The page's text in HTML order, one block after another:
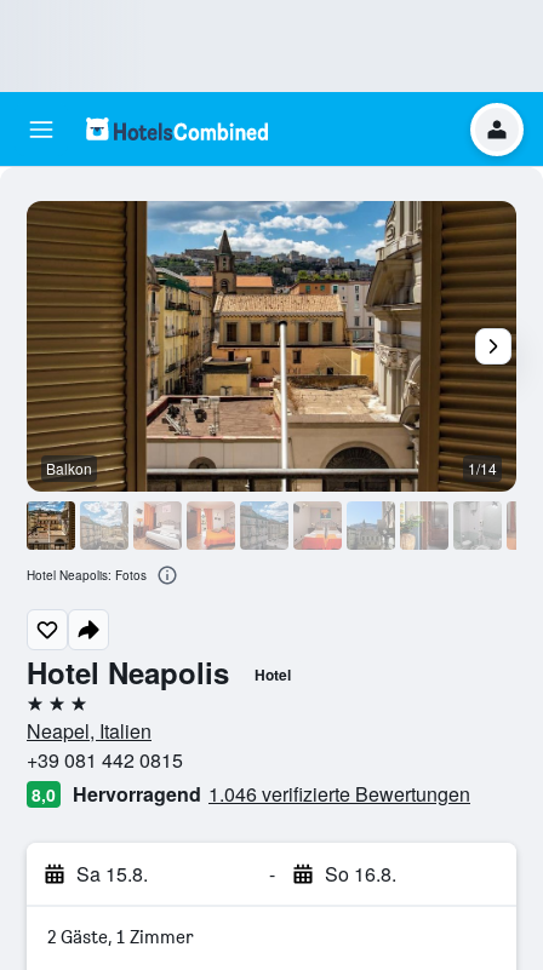
Hotel Neapolis Hotel
3 Sterne
Neapel, Italien
+39 081 442 0815
8,0 Hervorragend 1.046 verifizierte Bewertungen
Sa 15.8. - So 16.8.
2 Gäste, 1 Zimmer
Balkon 1/14
Hotel Neapolis: Fotos